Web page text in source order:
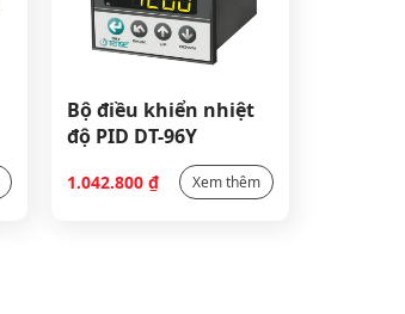
Bộ điều khiển nhiệt
độ PID DT-96Y
1.042.800 ₫ Xem thêm